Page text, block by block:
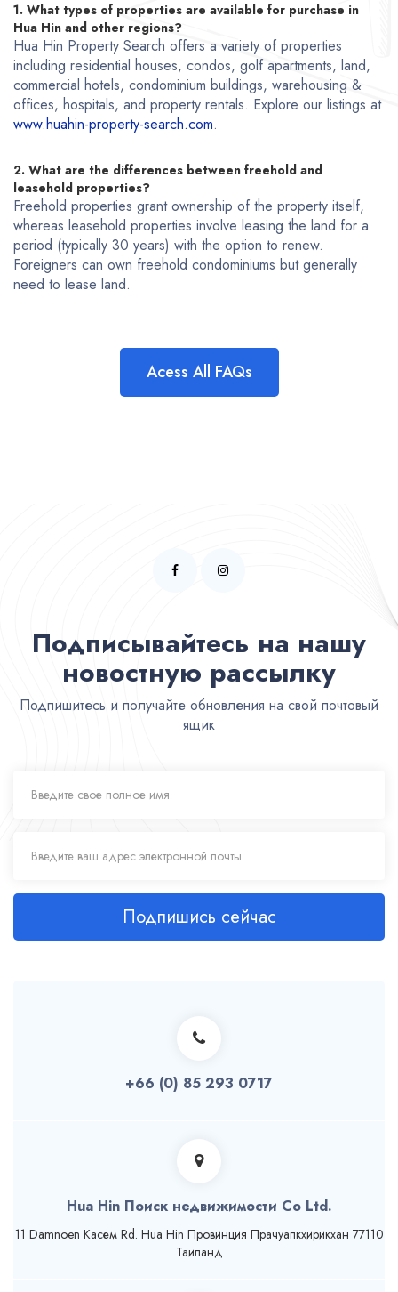
1. What types of properties are available for purchase in
Hua Hin and other regions?
Hua Hin Property Search offers a variety of properties
including residential houses, condos, golf apartments, land,
commercial hotels, condominium buildings, warehousing &
offices, hospitals, and property rentals. Explore our listings at
www.huahin-property-search.com.
2. What are the differences between freehold and
leasehold properties?
Freehold properties grant ownership of the property itself,
whereas leasehold properties involve leasing the land for a
period (typically 30 years) with the option to renew.
Foreigners can own freehold condominiums but generally
need to lease land.
Acess All FAQs
Подписывайтесь на нашу
новостную рассылку
Подпишитесь и получайте обновления на свой почтовый
ящик
Подпишись сейчас
+66 (0) 85 293 0717
Hua Hin Поиск недвижимости Co Ltd.
11 Damnoen Касем Rd. Hua Hin Провинция Прачуапкхирикхан 77110
Таиланд